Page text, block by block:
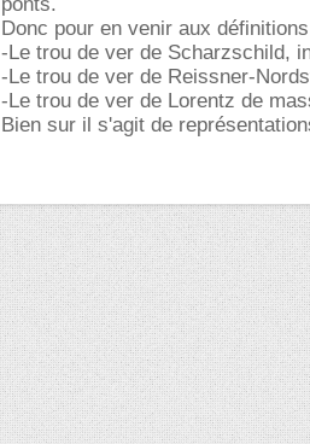
Donc pour en venir aux
-Le trou de ver de Scharzschild,
-Le trou de ver de Reissner-
-Le trou de ver de Lorentz de
Bien sur il s'agit de